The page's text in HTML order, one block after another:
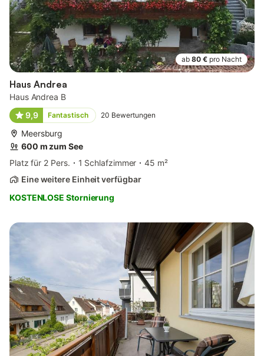
ab 80 € pro Nacht
Haus Andrea
Haus Andrea B
9,9
Fantastisch 20 Bewertungen
Meersburg
600 m zum See
Platz für 2 Pers.
1 Schlafzimmer
45 m²
Eine weitere Einheit verfügbar
KOSTENLOSE Stornierung